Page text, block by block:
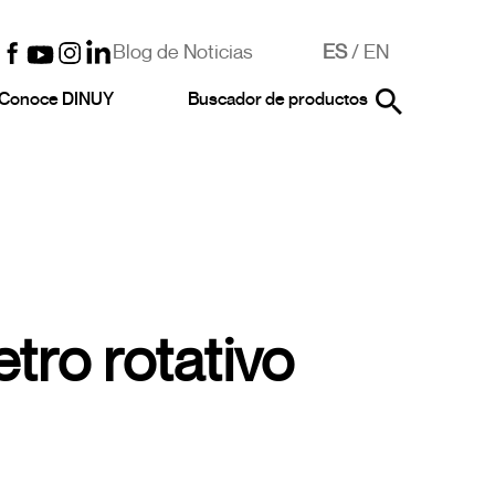
Blog de Noticias ES/ EN
DINUY Buscador de productos
rotativo